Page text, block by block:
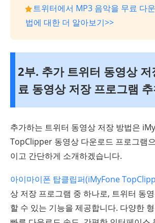
트위터에서 MP3 음악을 무료 다
법에 대한 더 알아보기>>
2부. 추가 트위터 동영상
료 동영상 저장 프로그램 추
추가하는 트위터 동영상 저장 방법은
TopClipper 동영상 다운로드 프로그램
이고 간단하게 소개하겠습니다.
아이마이폰 탑클립퍼(iMyFone
상 저장 프로그램 중 하나로, 트위터 동
할 수 있는 기능을 제공합니다. 다양한